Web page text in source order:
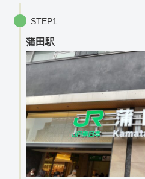
STEP1
蒲田駅